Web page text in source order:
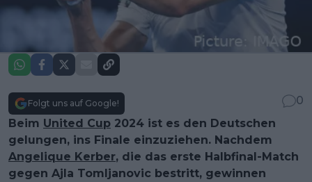
Folgt uns auf Google!
0
Beim United Cup 2024 ist es den Deutschen
gelungen, ins Finale einzuziehen. Nachdem
Angelique Kerber, die das erste Halbfinal-Match
gegen Ajla Tomljanovic bestritt, gewinnen